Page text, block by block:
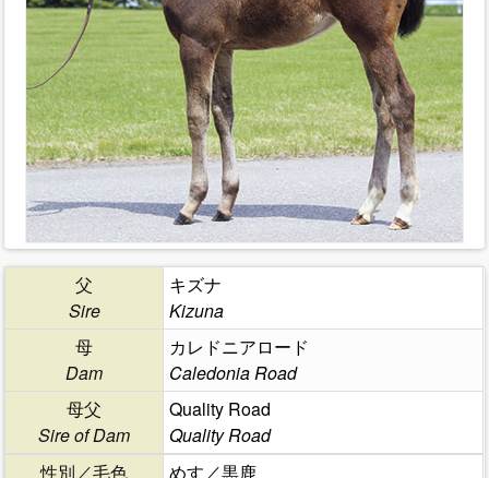
父
Sire
キズナ
Kizuna
母
Dam
カレドニアロード
Caledonia Road
母父
Sire of Dam
Quality Road
Quality Road
性別／毛色
めす／黒鹿